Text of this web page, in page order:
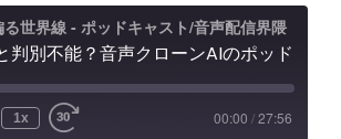
る世界線 - ポッドキャスト/音声配信界隈
1x 00:00 /27:56